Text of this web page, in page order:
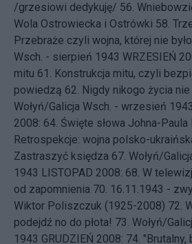
/grzesiowi dedykuję/ 56.
Wola Ostrowiecka i Ostrówki 58.
Przebraże czyli wojna, której nie było
Wsch. - sierpień 1943 WRZESIEŃ
mitu 61. Konstrukcja mitu, czyli
powiedzą 62. Nigdy nikogo życia nie
Wołyń/Galicja Wsch. - wrzesień 1943
2008: 64. Święte słowa Johna-Paula
Retrospekcje: wojna polsko-
Zastraszyć księdza 67. Wołyń/
1943 LISTOPAD 2008: 68. W
od zapomnienia 70. 16.11.1943 -
Wiktor Poliszczuk (1925-2008) 72.
podejdź no do płota! 73. Wołyń/
1943 GRUDZIEŃ 2008: 74. "Brutalny,